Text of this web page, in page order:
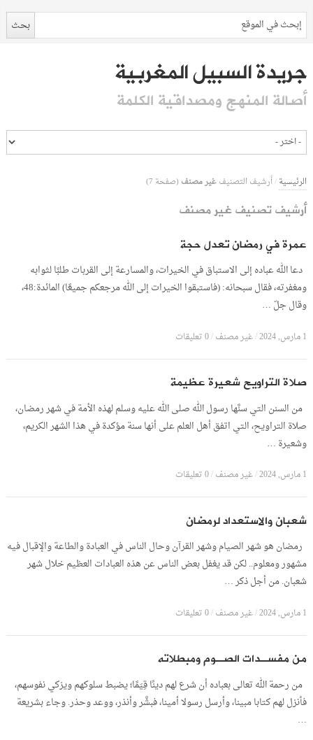
جريدة السبيل المغربية
أصالة المنهج ومصداقية الكلمة
الرئيسية/أرشيف التصنيفغير مصنف (صفحة 7)
أرشيف تصنيف غير مصنف
عمرة في رمضان تعدل حجة
دعا الله عباده إلى الاستباق في الخيرات، والمسارعة إلى القربات طلبًا لثوابه
ومغفرته، فقال سبحانه: (فاستبقوا الخيرات إلى الله مرجعكم جميعًا) المائدة:48،
وقال جلّ …
1 مارس, 2024 /غير مصنف/0 تعليقات
صلاة التراويح شعيرة عظيمة
من السنن التي سنَّها رسول الله صلى الله عليه وسلم لهذه الأمة في شهر رمضان،
صلاة التراويح، التي اتفق أهل العلم على أنها سنة مؤكدة في هذا الشهر الكريم،
وشعيرة …
1 مارس, 2024 /غير مصنف/0 تعليقات
شعبان والاستعداد لرمضان
رمضان هو شهر الصيام وشهر القرآن وحال الناس في العبادة والطاعة والإقبال فيه
مشهور ومعلوم.. لكن قد يغفل بعض الناس عن هذه العبادات العظيم خلال شهر
شعبان. من أجل ذكر …
1 مارس, 2024 /غير مصنف/0 تعليقات
من مفسـدات الصـوم ومبطلاته
من رحمة الله تعالى بعباده أن شرع لهم دينًا قِيَمًا؛ يضبط سلوكهم ويزكي نفوسهم،
فأنزل لهم كتابا مبينا، وأرسل رسولا أمينا، فبشَّر وأنذر، ووعد وحذر. وجاء بشريعة
…